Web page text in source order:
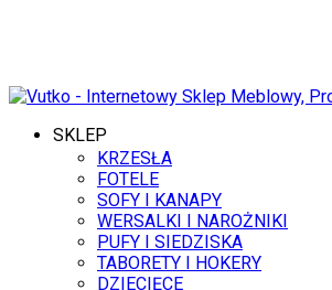
SKLEP
KRZESŁA
FOTELE
SOFY I KANAPY
WERSALKI I NAROŻNIKI
PUFY I SIEDZISKA
TABORETY I HOKERY
DZIECIĘCE